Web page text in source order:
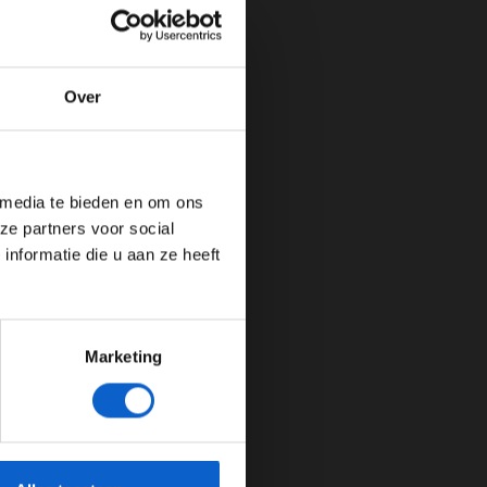
Over
te bieden en om ons
partners voor social
die u aan ze heeft
Marketing